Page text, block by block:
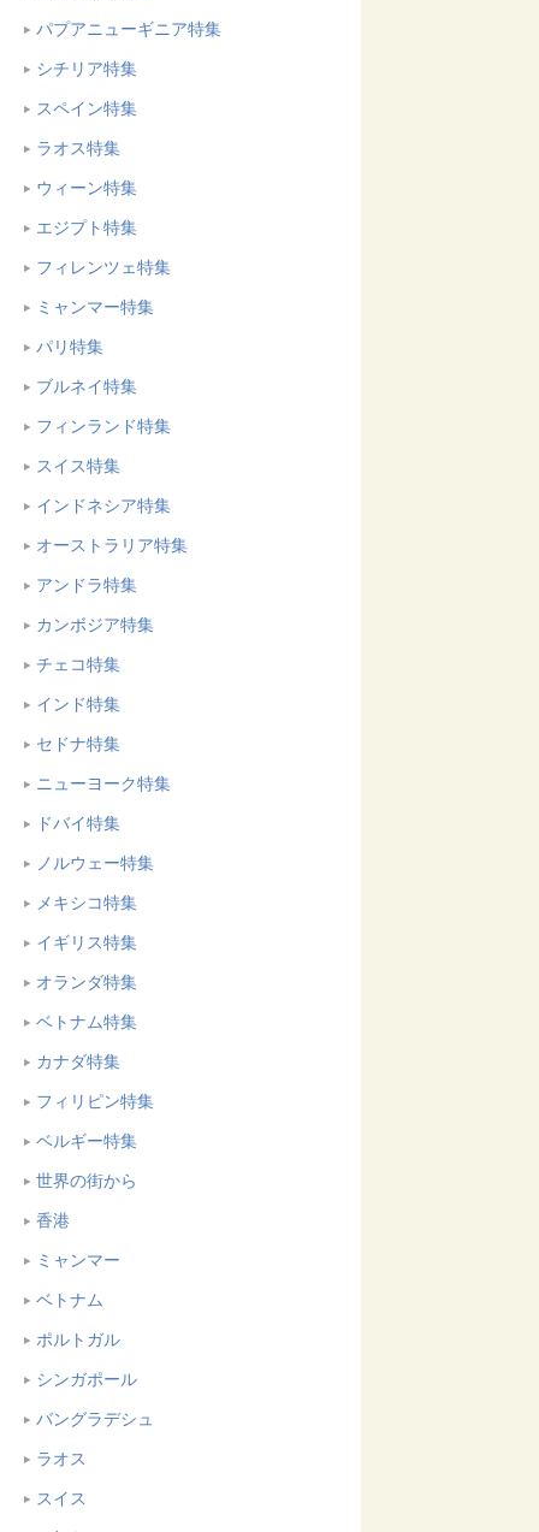
パプアニューギニア特集
シチリア特集
スペイン特集
ラオス特集
ウィーン特集
エジプト特集
フィレンツェ特集
ミャンマー特集
パリ特集
ブルネイ特集
フィンランド特集
スイス特集
インドネシア特集
オーストラリア特集
アンドラ特集
カンボジア特集
チェコ特集
インド特集
セドナ特集
ニューヨーク特集
ドバイ特集
ノルウェー特集
メキシコ特集
イギリス特集
オランダ特集
ベトナム特集
カナダ特集
フィリピン特集
ベルギー特集
世界の街から
香港
ミャンマー
ベトナム
ポルトガル
シンガポール
バングラデシュ
ラオス
スイス